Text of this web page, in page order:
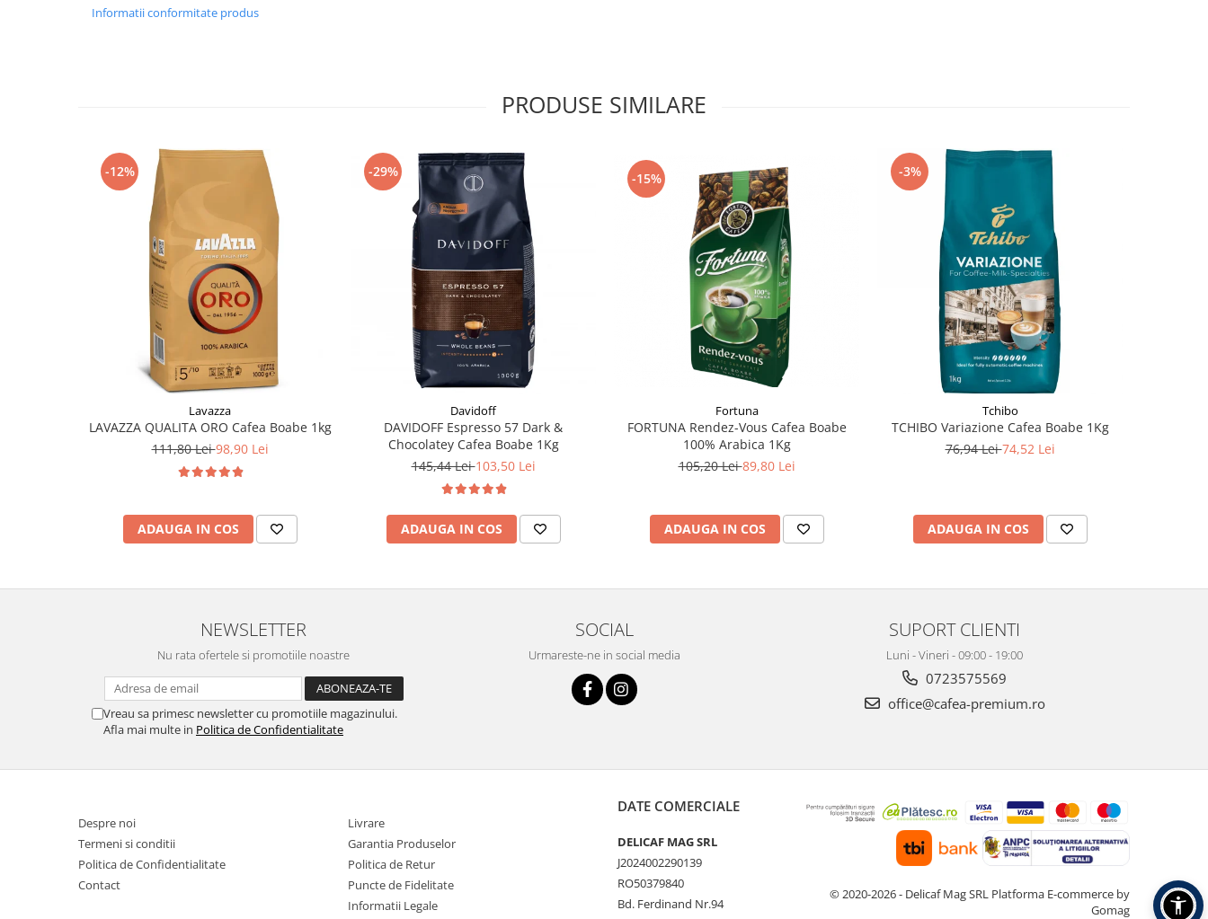
Informatii conformitate produs
PRODUSE SIMILARE
-12%
Lavazza
LAVAZZA QUALITA ORO Cafea Boabe 1kg
111,80 Lei98,90 Lei
ADAUGA IN COS
-29%
Davidoff
DAVIDOFF Espresso 57 Dark &
Chocolatey Cafea Boabe 1Kg
145,44 Lei103,50 Lei
ADAUGA IN COS
-15%
Fortuna
FORTUNA Rendez-Vous Cafea Boabe
100% Arabica 1Kg
105,20 Lei89,80 Lei
ADAUGA IN COS
-3%
Tchibo
TCHIBO Variazione Cafea Boabe 1Kg
76,94 Lei74,52 Lei
ADAUGA IN COS
NEWSLETTER
Nu rata ofertele si promotiile noastre
Vreau sa primesc newsletter cu promotiile magazinului.
Afla mai multe in Politica de Confidentialitate
SOCIAL
Urmareste-ne in social media
SUPORT CLIENTI
Luni - Vineri - 09:00 - 19:00
0723575569
office@cafea-premium.ro
Despre noi
Termeni si conditii
Politica de Confidentialitate
Contact
Livrare
Garantia Produselor
Politica de Retur
Puncte de Fidelitate
Informatii Legale
DATE COMERCIALE
DELICAF MAG SRL
J2024002290139
RO50379840
Bd. Ferdinand Nr.94
© 2020-2026 - Delicaf Mag SRL Platforma E-commerce by
Gomag